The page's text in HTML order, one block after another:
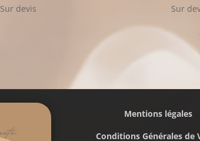
Sur devis Sur
Mentions légales
Conditions Générales de